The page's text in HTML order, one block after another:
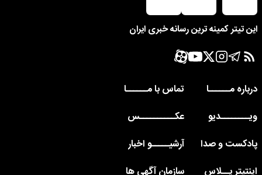
این تیتر کمینه ترین رسانه خبری ایران
درباره مــــــا
تماس با مــــــا
ویــــــــدیو
عکــــــــــس
پادکست و صدا
آرشیـــــو اخبار